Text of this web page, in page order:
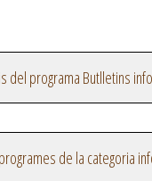
de la categoria